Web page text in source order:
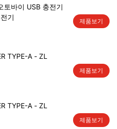
토바이 USB 충전기
기
제품보기
TYPE-A - ZL
제품보기
TYPE-A - ZL
제품보기